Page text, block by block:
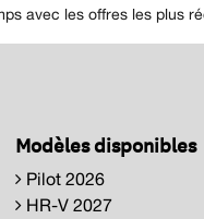
avec les offres les plus
Modèles disponibles
Pilot 2026
HR-V 2027